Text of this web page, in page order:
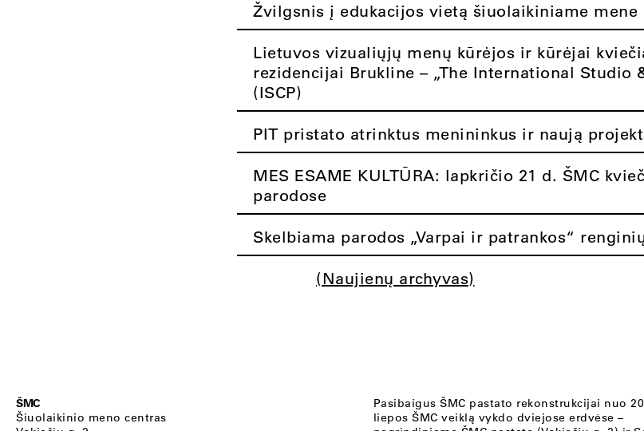
Žvilgsnis į edukacijos vietą šiuolaikiniame mene
Lietuvos vizualiųjų menų kūrėjos ir kūrėjai
rezidencijai Brukline – „The International Studio
(ISCP)
PIT pristato atrinktus menininkus ir naują
MES ESAME KULTŪRA: lapkričio 21 d. ŠMC
parodose
Skelbiama parodos „Varpai ir patrankos“
(Naujienų archyvas)
ŠMC
Šiuolaikinio meno centras
Pasibaigus ŠMC pastato rekonstrukcijai nuo
liepos ŠMC veiklą vykdo dviejose erdvėse –